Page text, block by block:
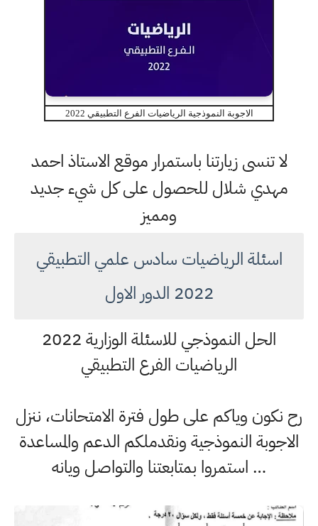
الاجوبة النموذجية الرياضيات الفرع التطبيقي 2022
لا تنسى زيارتنا باستمرار موقع الاستاذ احمد
مهدي شلال للحصول على كل شيء جديد
ومميز
اسئلة الرياضيات سادس علمي التطبيقي
2022 الدور الاول
الحل النموذجي للاسئلة الوزارية 2022
الرياضيات الفرع التطبيقي
رح نكون وياكم على طول فترة الامتحانات، ننزل
الاجوبة النموذجية ونقدملكم الدعم والمساعدة
… استمروا بمتابعتنا والتواصل ويانه